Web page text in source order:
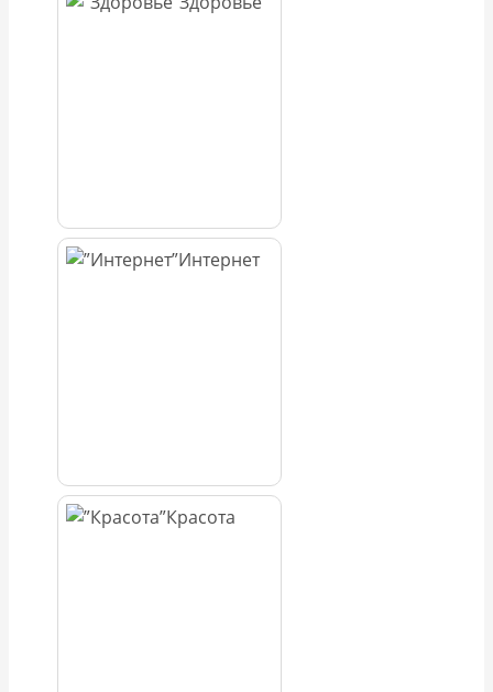
Интернет
Красота